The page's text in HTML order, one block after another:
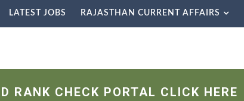
LATEST JOBS RAJASTHAN CURRENT AFFAIRS
RANK CHECK PORTAL CLICK HERE